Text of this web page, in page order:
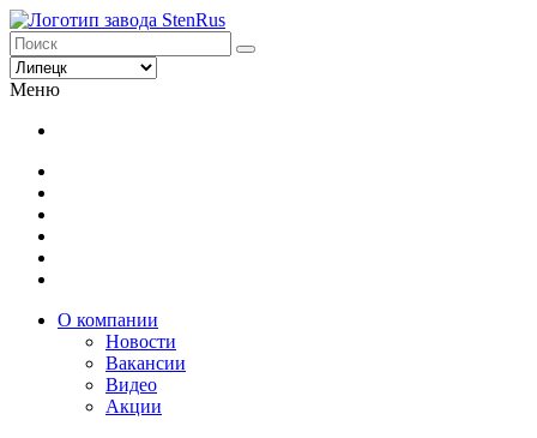
Меню
О компании
Новости
Вакансии
Видео
Акции